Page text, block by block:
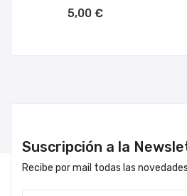
5,00 €
Suscripción a la
Recibe por mail todas las